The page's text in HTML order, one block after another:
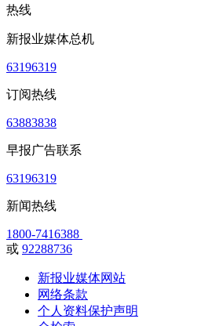
热线
新报业媒体总机
63196319
订阅热线
63883838
早报广告联系
63196319
新闻热线
1800-7416388
或 92288736
新报业媒体网站
网络条款
个人资料保护声明